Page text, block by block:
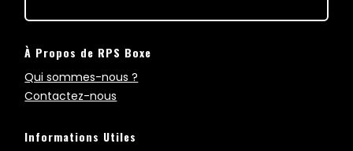
À Propos de RPS Boxe
Qui sommes-nous ?
Contactez-nous
Informations Utiles